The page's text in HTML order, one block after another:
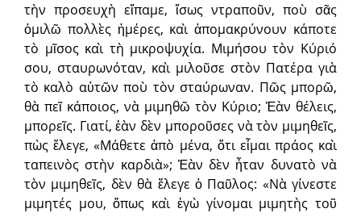
τὴν προσευχὴ εἴπαμε, ἴσως ντραποῦν, ποὺ σᾶς
ὁμιλῶ πολλὲς ἡμέρες, καὶ ἀπομακρύνουν κάποτε
τὸ μῖσος καὶ τὴ μικροψυχία. Μιμήσου τὸν Κύριό
σου, σταυρωνόταν, καὶ μιλοῦσε στὸν Πατέρα γιὰ
τὸ καλὸ αὐτῶν ποὺ τὸν σταύρωναν. Πῶς μπορῶ,
θὰ πεῖ κάποιος, νὰ μιμηθῶ τὸν Κύριο; Ἐὰν θέλεις,
μπορεῖς. Γιατί, ἐὰν δὲν μποροῦσες νὰ τὸν μιμηθεῖς,
πὼς ἔλεγε, «Μάθετε ἀπὸ μένα, ὅτι εἶμαι πράος καὶ
ταπεινὸς στὴν καρδιὰ»; Ἐὰν δὲν ἦταν δυνατὸ νὰ
τὸν μιμηθεῖς, δὲν θὰ ἔλεγε ὁ Παῦλος: «Νὰ γίνεστε
μιμητές μου, ὅπως καὶ ἐγὼ γίνομαι μιμητὴς τοῦ